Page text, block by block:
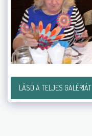
LÁSD A TELJES GALÉRIÁT